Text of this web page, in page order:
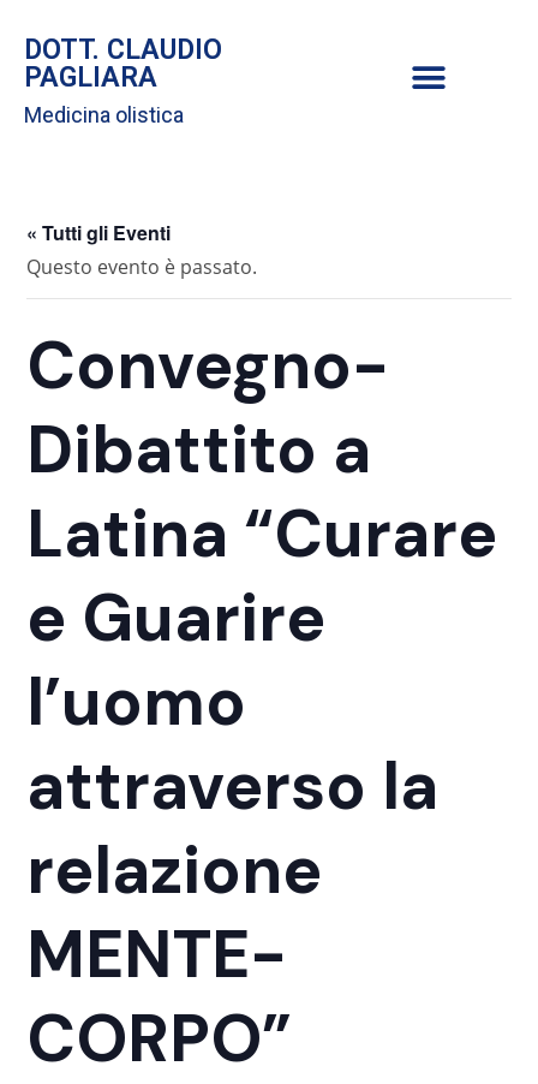
DOTT. CLAUDIO
PAGLIARA
Medicina olistica
« Tutti gli Eventi
Questo evento è passato.
Convegno-
Dibattito a
Latina “Curare
e Guarire
l’uomo
attraverso la
relazione
MENTE-
CORPO”